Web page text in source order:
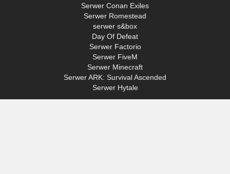
Serwer Conan Exiles
Serwer Romestead
serwer s&box
Day Of Defeat
Serwer Factorio
Serwer FiveM
Serwer Minecraft
Serwer ARK: Survival Ascended
Serwer Hytale